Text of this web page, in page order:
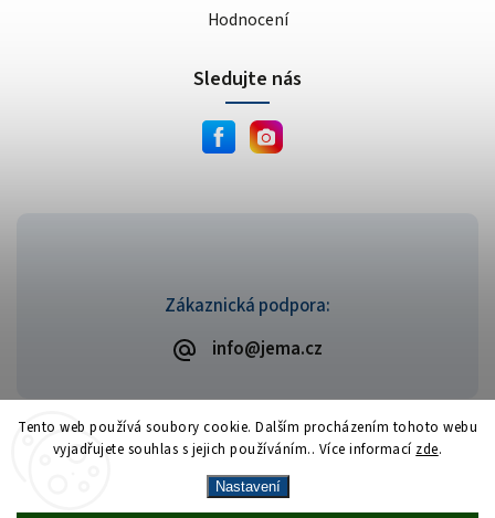
Tento web používá soubory cookie. Dalším procházením tohoto webu
vyjadřujete souhlas s jejich používáním.. Více informací zde.
Nastavení
Zákaznická podpora:
info@jema.cz
Hodnocení
Sledujte nás
Copyright 2026JEMA.cz. Všechna práva vyhrazena.
VytvořilShoptet| Design